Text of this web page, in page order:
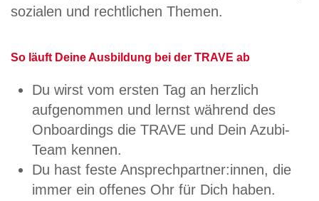
sozialen und rechtlichen Themen.
So läuft Deine Ausbildung bei der TRAVE ab
Du wirst vom ersten Tag an herzlich
aufgenommen und lernst während des
Onboardings die TRAVE und Dein Azubi-
Team kennen.
Du hast feste Ansprechpartner:innen, die
immer ein offenes Ohr für Dich haben.